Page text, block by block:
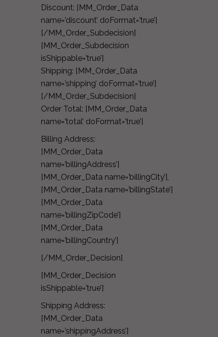
Discount: [MM_Order_Data
name=’discount’ doFormat=’true’]
[/MM_Order_Subdecision]
[MM_Order_Subdecision
isShippable=’true’]
Shipping: [MM_Order_Data
name=’shipping’ doFormat=’true’]
[/MM_Order_Subdecision]
Order Total: [MM_Order_Data
name=’total’ doFormat=’true’]
Billing Address:
[MM_Order_Data
name=’billingAddress’]
[MM_Order_Data name=’billingCity’],
[MM_Order_Data name=’billingState’]
[MM_Order_Data
name=’billingZipCode’]
[MM_Order_Data
name=’billingCountry’]
[/MM_Order_Decision]
[MM_Order_Decision
isShippable=’true’]
Shipping Address:
[MM_Order_Data
name=’shippingAddress’]